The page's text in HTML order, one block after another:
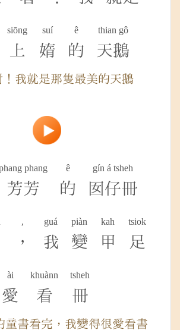
siōng
上
suí
媠
ê
的
thian gô
天鵝
我就是那隻最美的天鵝
phang
芳芳
ê
的
gín á tsheh
囡仔冊
,
，
guá
我
piàn
變
kah
甲
tsiok
足
ài
愛
khuànn
看
tsheh
冊
童書看完，我變得很愛看書